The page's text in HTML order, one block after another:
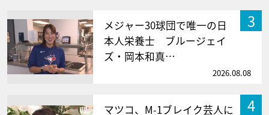
3
メジャー30球団で唯一の日
本人栄養士 ブルージェイ
ズ・岡本和真…
2026.08.08
4
マツコ、M-1ブレイク芸人に